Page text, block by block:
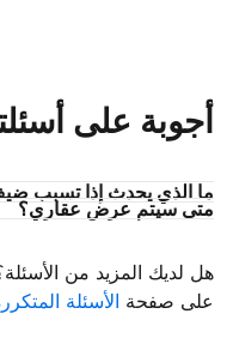
أجوبة على
ما الذي يحدث إذا تسبب
متى سيتم عرض عقاري؟
هل لديك المزيد من
على صفحة الأسئلة